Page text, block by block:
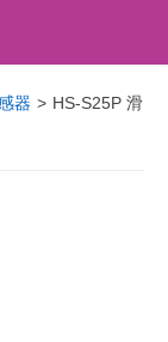
器 > HS-S25P 滑